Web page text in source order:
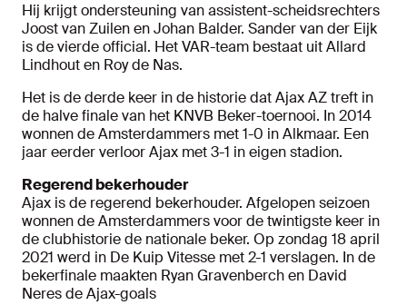
Hij krijgt ondersteuning van assistent-scheidsrechters
Joost van Zuilen en Johan Balder. Sander van der Eijk
is de vierde official. Het VAR-team bestaat uit Allard
Lindhout en Roy de Nas.
Het is de derde keer in de historie dat Ajax AZ treft in
de halve finale van het KNVB Beker-toernooi. In 2014
wonnen de Amsterdammers met 1-0 in Alkmaar. Een
jaar eerder verloor Ajax met 3-1 in eigen stadion.
Regerend bekerhouder
Ajax is de regerend bekerhouder. Afgelopen seizoen
wonnen de Amsterdammers voor de twintigste keer in
de clubhistorie de nationale beker. Op zondag 18 april
2021 werd in De Kuip Vitesse met 2-1 verslagen. In de
bekerfinale maakten Ryan Gravenberch en David
Neres de Ajax-goals